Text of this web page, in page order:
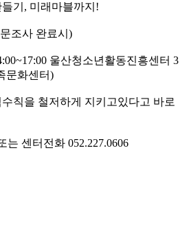
기, 미래마블까지!
조사 완료시)
울산청소년활동진흥센터 3
문화센터)
칙을 철저하게 지키고있다고 바로
는 센터전화 052.227.0606